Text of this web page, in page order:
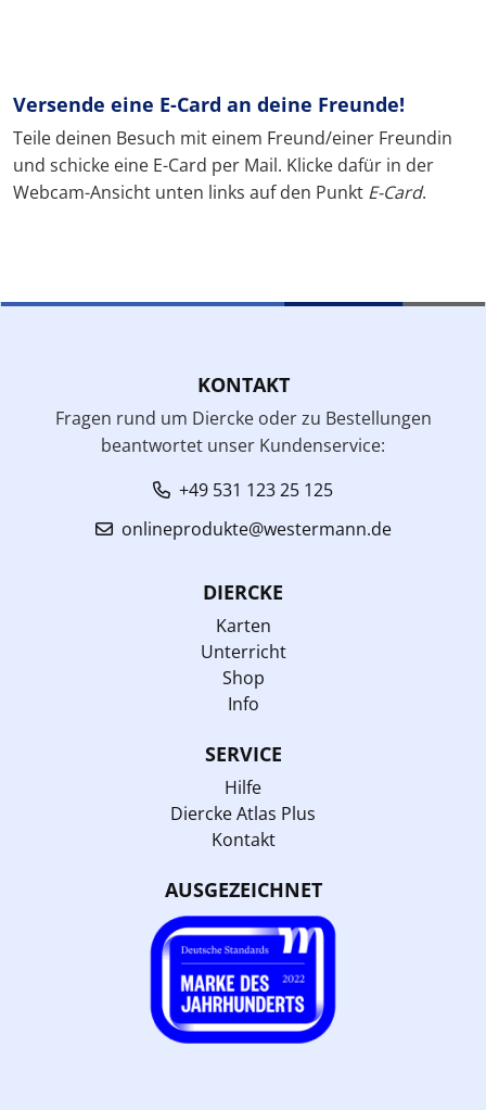
Versende eine E-Card an deine Freunde!
Teile deinen Besuch mit einem Freund/einer Freundin
und schicke eine E-Card per Mail. Klicke dafür in der
Webcam-Ansicht unten links auf den Punkt E-Card.
KONTAKT
Fragen rund um Diercke oder zu Bestellungen
beantwortet unser Kundenservice:
+49 531 123 25 125
onlineprodukte@westermann.de
DIERCKE
Karten
Unterricht
Shop
Info
SERVICE
Hilfe
Diercke Atlas Plus
Kontakt
AUSGEZEICHNET